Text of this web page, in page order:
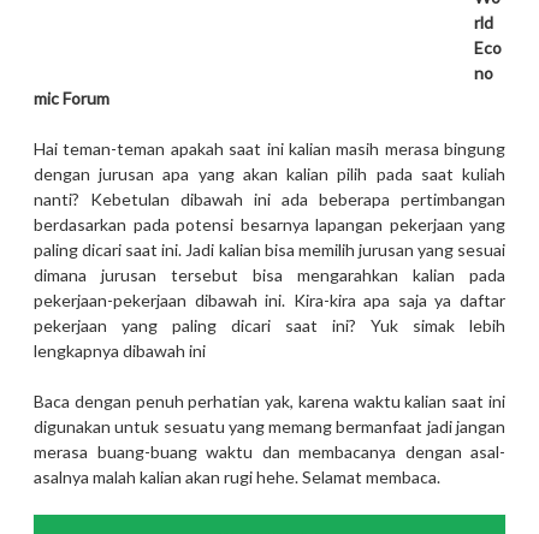
rld
Eco
no
mic Forum
Hai teman-teman apakah saat ini kalian masih merasa bingung
dengan jurusan apa yang akan kalian pilih pada saat kuliah
nanti? Kebetulan dibawah ini ada beberapa pertimbangan
berdasarkan pada potensi besarnya lapangan pekerjaan yang
paling dicari saat ini. Jadi kalian bisa memilih jurusan yang sesuai
dimana jurusan tersebut bisa mengarahkan kalian pada
pekerjaan-pekerjaan dibawah ini. Kira-kira apa saja ya daftar
pekerjaan yang paling dicari saat ini? Yuk simak lebih
lengkapnya dibawah ini
Baca dengan penuh perhatian yak, karena waktu kalian saat ini
digunakan untuk sesuatu yang memang bermanfaat jadi jangan
merasa buang-buang waktu dan membacanya dengan asal-
asalnya malah kalian akan rugi hehe. Selamat membaca.